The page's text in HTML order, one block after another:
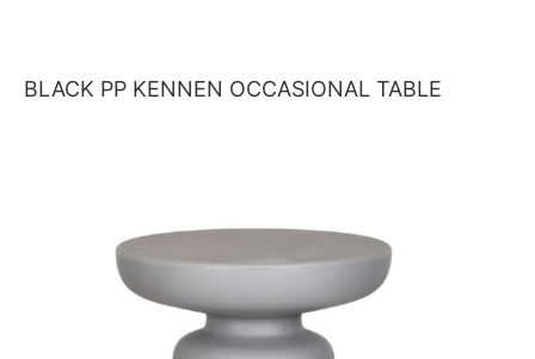
BLACK PP KENNEN OCCASIONAL TABLE